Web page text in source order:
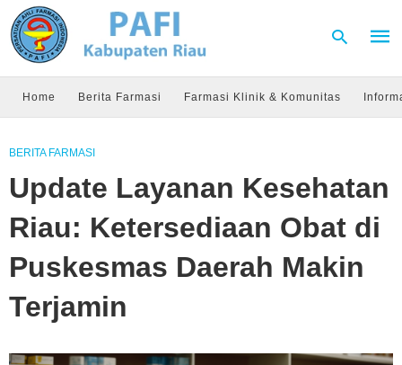
and
Home Berita Farmasi Farmasi Klinik & Komunitas
BERITA FARMASI
Update Layanan Kesehatan
Riau: Ketersediaan Obat di
Puskesmas Daerah Makin
Terjamin